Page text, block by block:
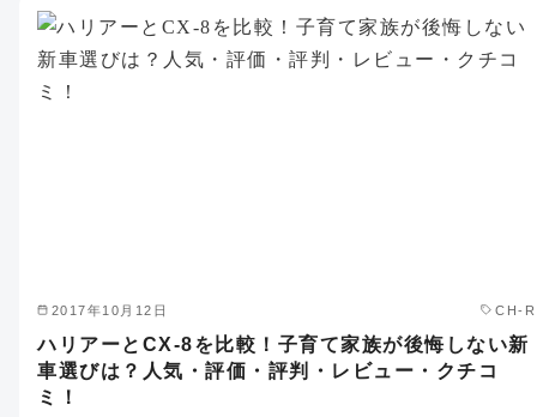
2017年10月12日 CH-R
ハリアーとCX-8を比較！子育て家族が後悔しない新
車選びは？人気・評価・評判・レビュー・クチコ
ミ！